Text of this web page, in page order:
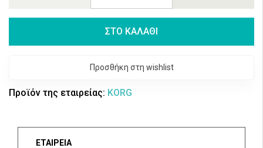
ΣΤΟ ΚΑΛΑΘΙ
Προσθήκη στη wishlist
Προϊόν της εταιρείας: KORG
ΕΤΑΙΡΕΙΑ